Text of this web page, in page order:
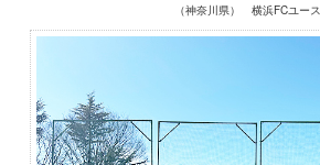
（神奈川県） 横浜FCユース